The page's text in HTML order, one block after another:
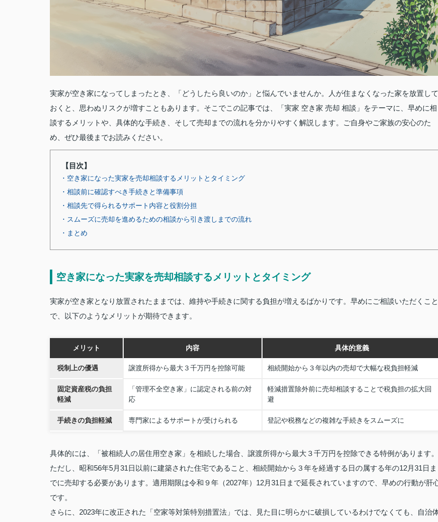
実家が空き家になってしまったとき、「どうしたら良いのか」と悩んでいませんか。人が住まなくなった家を放置して
おくと、思わぬリスクが増すこともあります。そこでこの記事では、「実家 空き家 売却 相談」をテーマに、早めに相
談するメリットや、具体的な手続き、そして売却までの流れを分かりやすく解説します。ご自身やご家族の安心のた
め、ぜひ最後までお読みください。
【目次】
・空き家になった実家を売却相談するメリットとタイミング
・相談前に確認すべき手続きと準備事項
・相談先で得られるサポート内容と役割分担
・スムーズに売却を進めるための相談から引き渡しまでの流れ
・まとめ
空き家になった実家を売却相談するメリットとタイミング
実家が空き家となり放置されたままでは、維持や手続きに関する負担が増えるばかりです。早めにご相談いただくこと
で、以下のようなメリットが期待できます。
メリット 内容 具体的意義
税制上の優遇 譲渡所得から最大３千万円を控除可能 相続開始から３年以内の売却で大幅な税負担軽減
固定資産税の負担
軽減
「管理不全空き家」に認定される前の対
応
軽減措置除外前に売却相談することで税負担の拡大回
避
手続きの負担軽減 専門家によるサポートが受けられる 登記や税務などの複雑な手続きをスムーズに
具体的には、「被相続人の居住用空き家」を相続した場合、譲渡所得から最大３千万円を控除できる特例があります。
ただし、昭和56年5月31日以前に建築された住宅であること、相続開始から３年を経過する日の属する年の12月31日ま
でに売却する必要があります。適用期限は令和９年（2027年）12月31日まで延長されていますので、早めの行動が肝
です。
さらに、2023年に改正された「空家等対策特別措置法」では、見た目に明らかに破損しているわけでなくても、自治